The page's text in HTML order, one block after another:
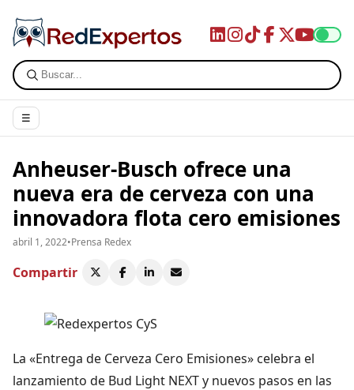
☰
Anheuser-Busch ofrece una
nueva era de cerveza con una
innovadora flota cero emisiones
abril 1, 2022•Prensa Redex
Compartir
La «Entrega de Cerveza Cero Emisiones» celebra el
lanzamiento de Bud Light NEXT y nuevos pasos en las